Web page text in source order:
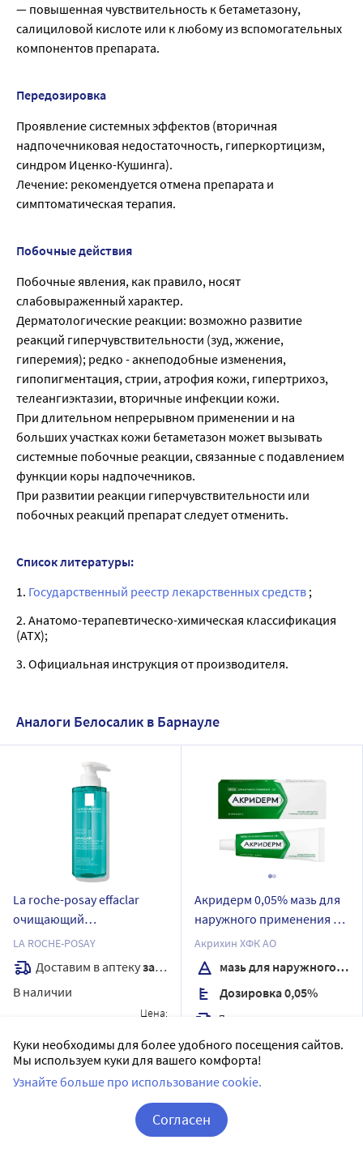
— повышенная чувствительность к бетаметазону,
салициловой кислоте или к любому из вспомогательных
компонентов препарата.
Передозировка
Проявление системных эффектов (вторичная
надпочечниковая недостаточность, гиперкортицизм,
синдром Иценко-Кушинга).
Лечение: рекомендуется отмена препарата и
симптоматическая терапия.
Побочные действия
Побочные явления, как правило, носят
слабовыраженный характер.
Дерматологические реакции: возможно развитие
реакций гиперчувствительности (зуд, жжение,
гиперемия); редко - акнеподобные изменения,
гипопигментация, стрии, атрофия кожи, гипертрихоз,
телеангиэктазии, вторичные инфекции кожи.
При длительном непрерывном применении и на
больших участках кожи бетаметазон может вызывать
системные побочные реакции, связанные с подавлением
функции коры надпочечников.
При развитии реакции гиперчувствительности или
побочных реакций препарат следует отменить.
Список литературы:
1. Государственный реестр лекарственных средств ;
2. Анатомо-терапевтическо-химическая классификация
(ATX);
3. Официальная инструкция от производителя.
Аналоги Белосалик в Барнауле
La roche-posay effaclar
очищающий
микроотшелушивающий
гель для кожи с
выраженными
несовершенствами 400 мл
LA ROCHE-POSAY
Доставим в аптекузавтра
В наличии
Цена:
.50
Купить
Акридерм 0,05% мазь для
наружного применения 30
гр
Акрихин ХФК АО
мазь для наружного применения
Дозировка 0,05%
Доставим в аптеку
В наличии
Цена:
Куки необходимы для более удобного посещения сайтов.
Мы используем куки для вашего комфорта!
Узнайте больше про использование cookie.
Согласен